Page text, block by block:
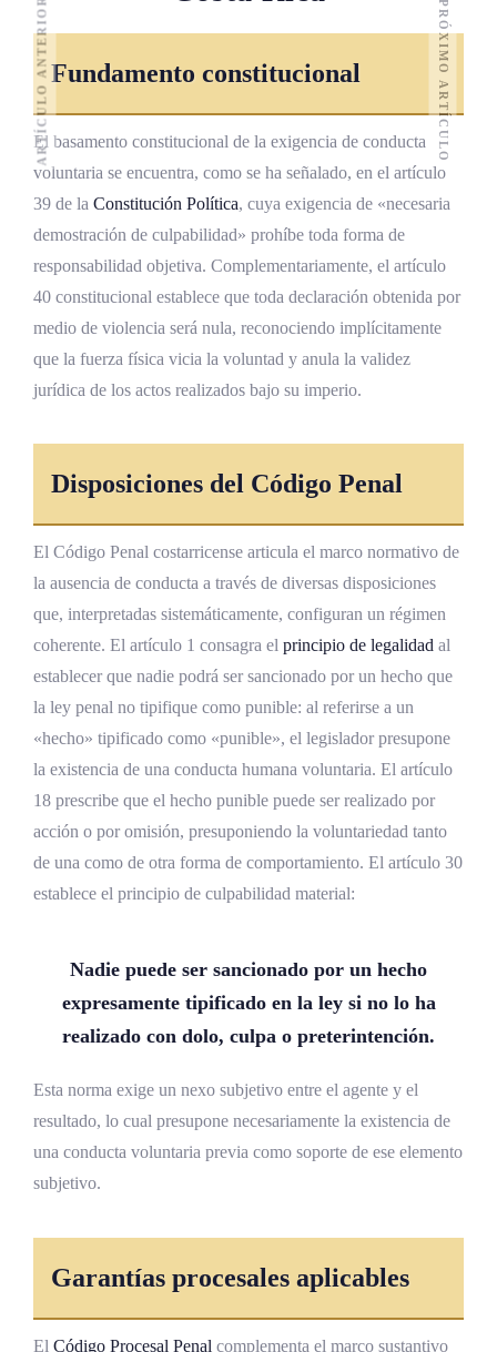
Fundamento constitucional
El basamento constitucional de la exigencia de conducta
voluntaria se encuentra, como se ha señalado, en el artículo
39 de la Constitución Política, cuya exigencia de «necesaria
demostración de culpabilidad» prohíbe toda forma de
responsabilidad objetiva. Complementariamente, el artículo
40 constitucional establece que toda declaración obtenida por
medio de violencia será nula, reconociendo implícitamente
que la fuerza física vicia la voluntad y anula la validez
jurídica de los actos realizados bajo su imperio.
Disposiciones del Código Penal
El Código Penal costarricense articula el marco normativo de
la ausencia de conducta a través de diversas disposiciones
que, interpretadas sistemáticamente, configuran un régimen
coherente. El artículo 1 consagra el principio de legalidad al
establecer que nadie podrá ser sancionado por un hecho que
la ley penal no tipifique como punible: al referirse a un
«hecho» tipificado como «punible», el legislador presupone
la existencia de una conducta humana voluntaria. El artículo
18 prescribe que el hecho punible puede ser realizado por
acción o por omisión, presuponiendo la voluntariedad tanto
de una como de otra forma de comportamiento. El artículo 30
establece el principio de culpabilidad material:
Nadie puede ser sancionado por un hecho
expresamente tipificado en la ley si no lo ha
realizado con dolo, culpa o preterintención.
Esta norma exige un nexo subjetivo entre el agente y el
resultado, lo cual presupone necesariamente la existencia de
una conducta voluntaria previa como soporte de ese elemento
subjetivo.
Garantías procesales aplicables
El Código Procesal Penal complementa el marco sustantivo
ARTÍCULO ANTERIOR PRÓXIMO ARTÍCULO